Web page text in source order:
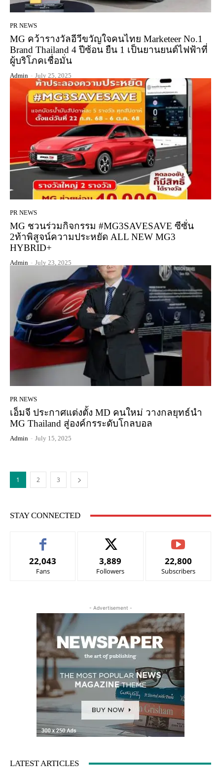
PR NEWS
MG คว้ารางวัลอีวีขวัญใจคนไทย Marketeer No.1
Brand Thailand 4 ปีซ้อน ยืน 1 เป็นยานยนต์ไฟฟ้าที่
ผู้บริโภคเชื่อมั่น
Admin - July 25, 2025
PR NEWS
MG ชวนร่วมกิจกรรม #MG3SAVESAVE ซีซั่น
2ท้าพิสูจน์ความประหยัด ALL NEW MG3
HYBRID+
Admin - July 23, 2025
PR NEWS
เอ็มจี ประกาศแต่งตั้ง MD คนใหม่ วางกลยุทธ์นำ
MG Thailand สู่องค์กรระดับโกลบอล
Admin - July 15, 2025
1 2 3
STAY CONNECTED
22,043
Fans
3,889
Followers
22,800
Subscribers
- Advertisement -
LATEST ARTICLES